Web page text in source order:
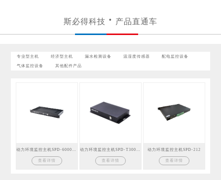
斯必得科技 产品直通车
专业型主机 经济型主机 漏水检测设备 温湿度传感器 配电监控设备
气体监控设备 其他配件产品
查看详情 查看详情
动力环境监控主机SPD-212
查看详情